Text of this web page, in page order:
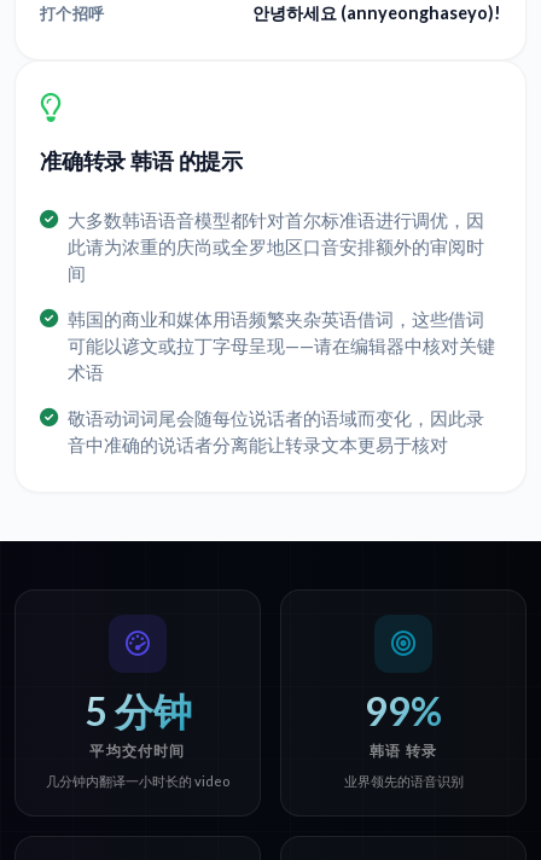
打个招呼 안녕하세요 (annyeonghaseyo)!
准确转录 韩语 的提示
大多数韩语语音模型都针对首尔标准语进行调优，因
此请为浓重的庆尚或全罗地区口音安排额外的审阅时
间
韩国的商业和媒体用语频繁夹杂英语借词，这些借词
可能以谚文或拉丁字母呈现——请在编辑器中核对关键
术语
敬语动词词尾会随每位说话者的语域而变化，因此录
音中准确的说话者分离能让转录文本更易于核对
5 分钟
平均交付时间
几分钟内翻译一小时长的 video
99%
韩语 转录
业界领先的语音识别